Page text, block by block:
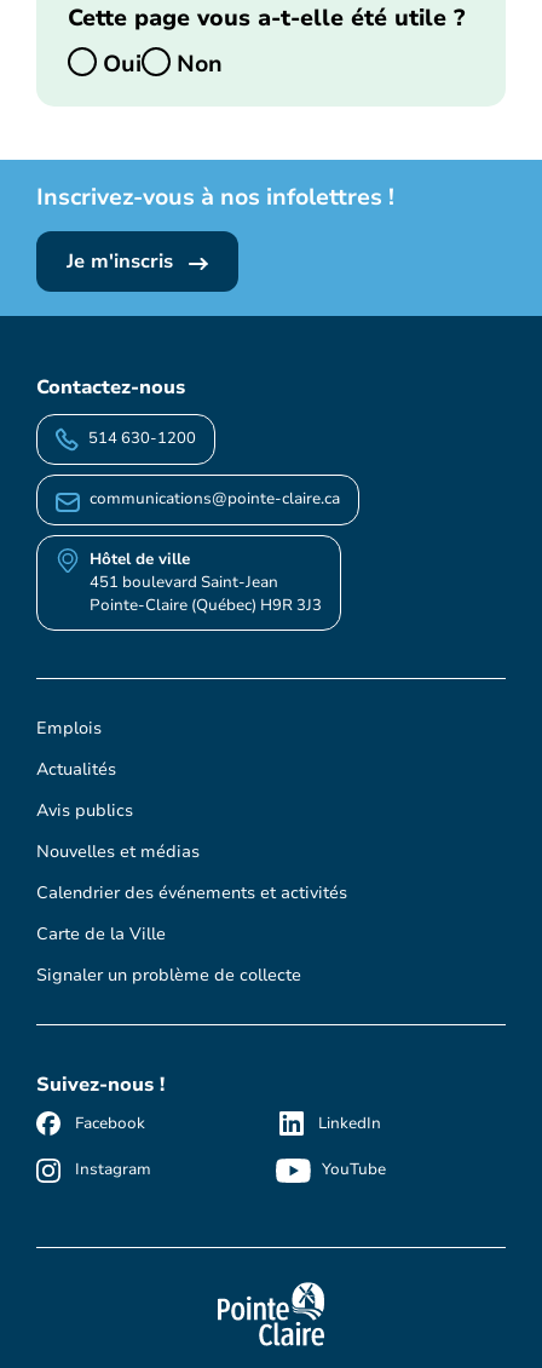
Cette page vous a-t-elle été utile ?
Oui
Non
Inscrivez-vous à nos infolettres !
Je m'inscris
Emplois
Actualités
Avis publics
Nouvelles et médias
Calendrier des événements et activités
Carte de la Ville
Signaler un problème de collecte
Contactez-nous
514 630-1200
communications@pointe-claire.ca
Hôtel de ville
451 boulevard Saint-Jean
Pointe-Claire (Québec) H9R 3J3
Suivez-nous !
Facebook
Instagram
LinkedIn
YouTube